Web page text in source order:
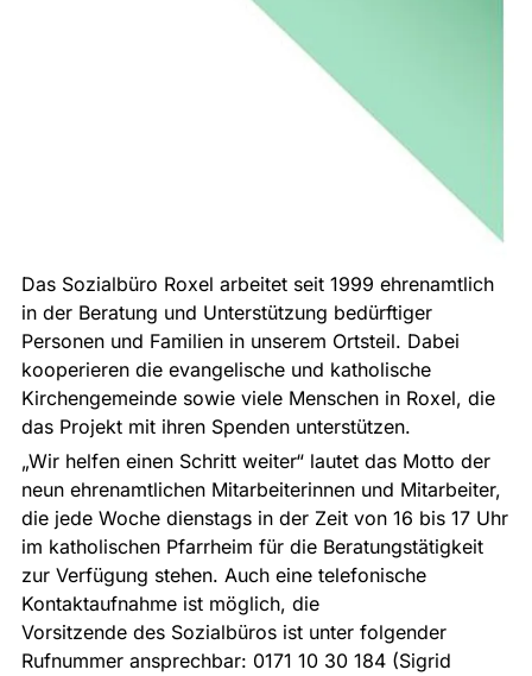
Das Sozialbüro Roxel arbeitet seit 1999 ehrenamtlich
in der Beratung und Unterstützung bedürftiger
Personen und Familien in unserem Ortsteil. Dabei
kooperieren die evangelische und katholische
Kirchengemeinde sowie viele Menschen in Roxel, die
das Projekt mit ihren Spenden unterstützen.
„Wir helfen einen Schritt weiter“ lautet das Motto der
neun ehrenamtlichen Mitarbeiterinnen und Mitarbeiter,
die jede Woche dienstags in der Zeit von 16 bis 17 Uhr
im katholischen Pfarrheim für die Beratungstätigkeit
zur Verfügung stehen. Auch eine telefonische
Kontaktaufnahme ist möglich, die
Vorsitzende des Sozialbüros ist unter folgender
Rufnummer ansprechbar: 0171 10 30 184 (Sigrid